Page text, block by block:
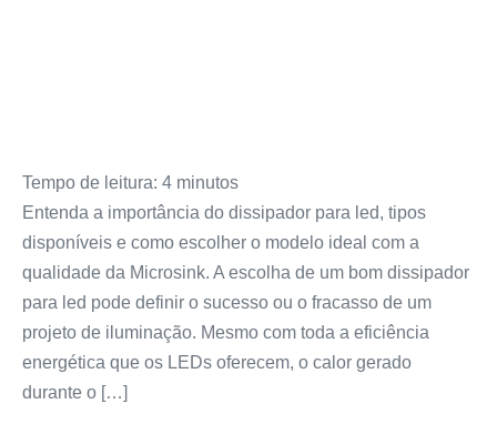
Tempo de leitura: 4 minutos
Entenda a importância do dissipador para led, tipos
disponíveis e como escolher o modelo ideal com a
qualidade da Microsink. A escolha de um bom dissipador
para led pode definir o sucesso ou o fracasso de um
projeto de iluminação. Mesmo com toda a eficiência
energética que os LEDs oferecem, o calor gerado
durante o […]